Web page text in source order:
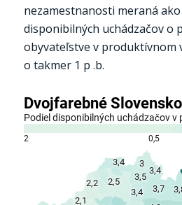
nezamestnanosti meraná
disponibilných uchádzačov o
obyvateľstve v produktívnom
o takmer 1 p .b.